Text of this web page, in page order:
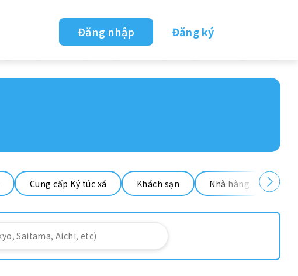
Đăng nhập Đăng ký
Cung cấp Ký túc xá Khách sạn Nhà hàng